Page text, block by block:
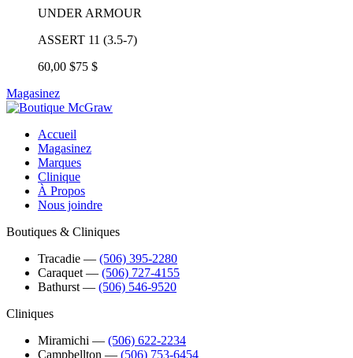
UNDER ARMOUR
ASSERT 11 (3.5-7)
60,00 $75 $
Magasinez
Accueil
Magasinez
Marques
Clinique
À Propos
Nous joindre
Boutiques & Cliniques
Tracadie ― (506) 395-2280
Caraquet ― (506) 727-4155
Bathurst ― (506) 546-9520
Cliniques
Miramichi ― (506) 622-2234
Campbellton ― (506) 753-6454